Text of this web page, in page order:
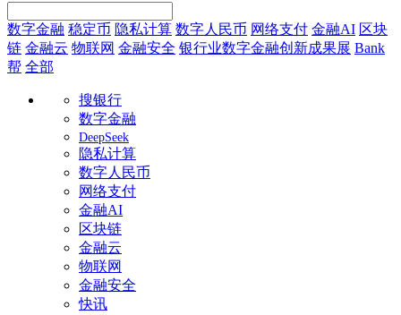
数字金融 稳定币 隐私计算 数字人民币 网络支付 金融AI 区块
链 金融云 物联网 金融安全 银行业数字金融创新成果展 Bank
帮 全部
搜银行
数字金融
DeepSeek
隐私计算
数字人民币
网络支付
金融AI
区块链
金融云
物联网
金融安全
快讯